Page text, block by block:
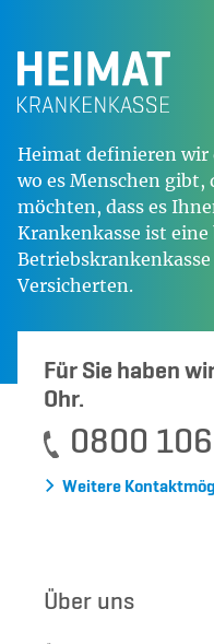
Heimat definieren wir
wo es Menschen gibt,
möchten, dass es
Krankenkasse ist
Versicherten.
Für Sie haben
Ohr.
0800
Weitere
Über uns